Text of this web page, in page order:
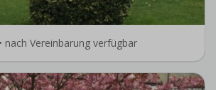
nach Vereinbarung verfügbar